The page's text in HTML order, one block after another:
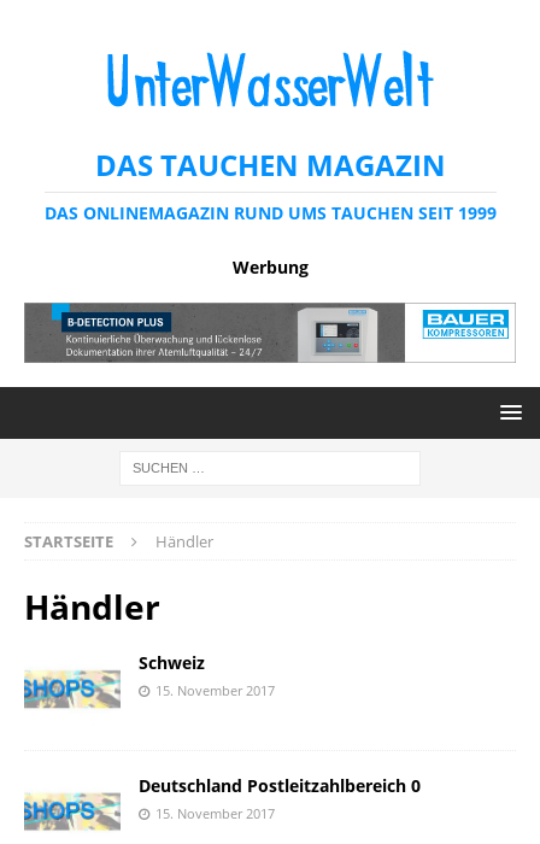
DAS TAUCHEN MAGAZIN
DAS ONLINEMAGAZIN RUND UMS TAUCHEN SEIT 1999
Werbung
STARTSEITE Händler
Händler
Schweiz
15. November 2017
Deutschland Postleitzahlbereich 0
15. November 2017